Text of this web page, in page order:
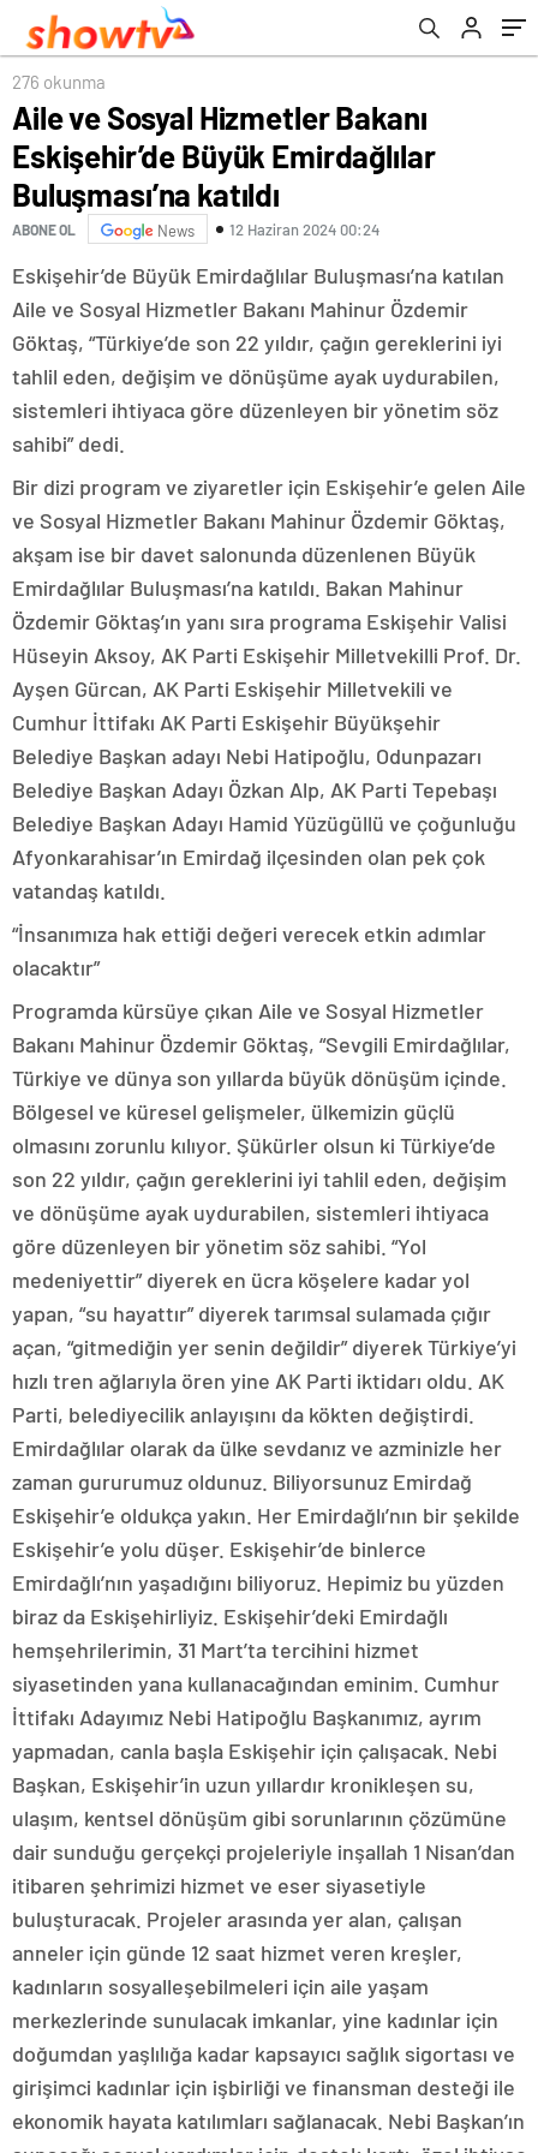
276 okunma
Aile ve Sosyal Hizmetler Bakanı
Eskişehir’de Büyük Emirdağlılar
Buluşması’na katıldı
ABONE OL News 12 Haziran 2024 00:24
Eskişehir’de Büyük Emirdağlılar Buluşması’na katılan
Aile ve Sosyal Hizmetler Bakanı Mahinur Özdemir
Göktaş, “Türkiye’de son 22 yıldır, çağın gereklerini iyi
tahlil eden, değişim ve dönüşüme ayak uydurabilen,
sistemleri ihtiyaca göre düzenleyen bir yönetim söz
sahibi” dedi.
Bir dizi program ve ziyaretler için Eskişehir’e gelen Aile
ve Sosyal Hizmetler Bakanı Mahinur Özdemir Göktaş,
akşam ise bir davet salonunda düzenlenen Büyük
Emirdağlılar Buluşması’na katıldı. Bakan Mahinur
Özdemir Göktaş’ın yanı sıra programa Eskişehir Valisi
Hüseyin Aksoy, AK Parti Eskişehir Milletvekilli Prof. Dr.
Ayşen Gürcan, AK Parti Eskişehir Milletvekili ve
Cumhur İttifakı AK Parti Eskişehir Büyükşehir
Belediye Başkan adayı Nebi Hatipoğlu, Odunpazarı
Belediye Başkan Adayı Özkan Alp, AK Parti Tepebaşı
Belediye Başkan Adayı Hamid Yüzügüllü ve çoğunluğu
Afyonkarahisar’ın Emirdağ ilçesinden olan pek çok
vatandaş katıldı.
“İnsanımıza hak ettiği değeri verecek etkin adımlar
olacaktır”
Programda kürsüye çıkan Aile ve Sosyal Hizmetler
Bakanı Mahinur Özdemir Göktaş, “Sevgili Emirdağlılar,
Türkiye ve dünya son yıllarda büyük dönüşüm içinde.
Bölgesel ve küresel gelişmeler, ülkemizin güçlü
olmasını zorunlu kılıyor. Şükürler olsun ki Türkiye’de
son 22 yıldır, çağın gereklerini iyi tahlil eden, değişim
ve dönüşüme ayak uydurabilen, sistemleri ihtiyaca
göre düzenleyen bir yönetim söz sahibi. “Yol
medeniyettir” diyerek en ücra köşelere kadar yol
yapan, “su hayattır” diyerek tarımsal sulamada çığır
açan, “gitmediğin yer senin değildir” diyerek Türkiye’yi
hızlı tren ağlarıyla ören yine AK Parti iktidarı oldu. AK
Parti, belediyecilik anlayışını da kökten değiştirdi.
Emirdağlılar olarak da ülke sevdanız ve azminizle her
zaman gururumuz oldunuz. Biliyorsunuz Emirdağ
Eskişehir’e oldukça yakın. Her Emirdağlı’nın bir şekilde
Eskişehir’e yolu düşer. Eskişehir’de binlerce
Emirdağlı’nın yaşadığını biliyoruz. Hepimiz bu yüzden
biraz da Eskişehirliyiz. Eskişehir’deki Emirdağlı
hemşehrilerimin, 31 Mart’ta tercihini hizmet
siyasetinden yana kullanacağından eminim. Cumhur
İttifakı Adayımız Nebi Hatipoğlu Başkanımız, ayrım
yapmadan, canla başla Eskişehir için çalışacak. Nebi
Başkan, Eskişehir’in uzun yıllardır kronikleşen su,
ulaşım, kentsel dönüşüm gibi sorunlarının çözümüne
dair sunduğu gerçekçi projeleriyle inşallah 1 Nisan’dan
itibaren şehrimizi hizmet ve eser siyasetiyle
buluşturacak. Projeler arasında yer alan, çalışan
anneler için günde 12 saat hizmet veren kreşler,
kadınların sosyalleşebilmeleri için aile yaşam
merkezlerinde sunulacak imkanlar, yine kadınlar için
doğumdan yaşlılığa kadar kapsayıcı sağlık sigortası ve
girişimci kadınlar için işbirliği ve finansman desteği ile
ekonomik hayata katılımları sağlanacak. Nebi Başkan’ın